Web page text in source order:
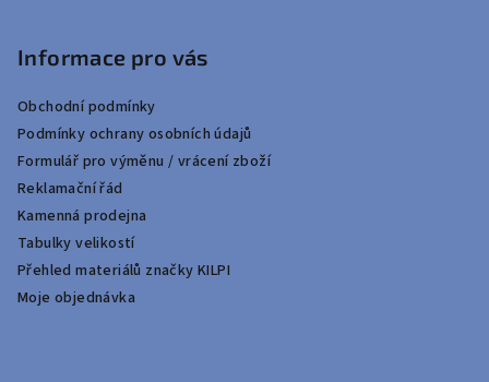
Informace pro vás
Obchodní podmínky
Podmínky ochrany osobních údajů
Formulář pro výměnu / vrácení zboží
Reklamační řád
Kamenná prodejna
Tabulky velikostí
Přehled materiálů značky KILPI
Moje objednávka